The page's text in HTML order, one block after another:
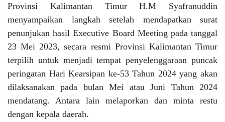
Provinsi Kalimantan Timur H.M Syafranuddin
menyampaikan langkah setelah mendapatkan surat
penunjukan hasil Executive Board Meeting pada tanggal
23 Mei 2023, secara resmi Provinsi Kalimantan Timur
terpilih untuk menjadi tempatpenyelenggaraan puncak
peringatan Hari Kearsipan ke-53 Tahun 2024 yang akan
dilaksanakan pada bulan Mei atau Juni Tahun 2024
mendatang. Antara lain melaporkan dan minta restu
dengan kepala daerah.